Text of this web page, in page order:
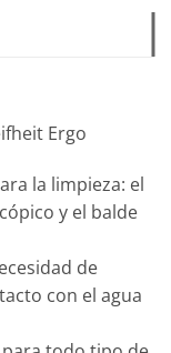
Ergo
la limpieza: el
y el balde
de
con el agua